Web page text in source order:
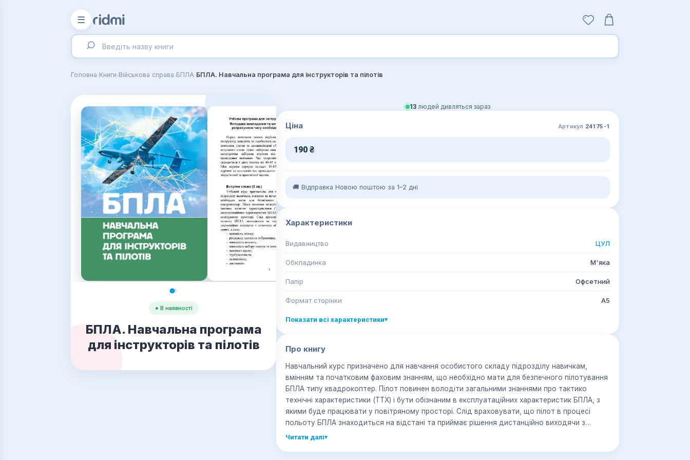
☰
Головна›Книги›Військова справа›БПЛА›БПЛА. Навчальна програма для інструкторів та пілотів
● В наявності
БПЛА. Навчальна програма
для інструкторів та пілотів
13людей дивляться зараз
Ціна Артикул 24175-1
190 ₴
🚚 Відправка Новою поштою за 1–2 дні
Характеристики
Видавництво ЦУЛ
Обкладинка М'яка
Папір Офсетний
Формат сторінки А5
Показати всі характеристики▾
Про книгу
Навчальний курс призначено для навчання особистого складу підрозділу навичкам,
вмінням та початковим фаховим знанням, що необхідно мати для безпечного пілотування
БПЛА типу квадрокоптер. Пілот повинен володіти загальними знаннями про тактико
технічні характеристики (ТТХ) і бути обізнаним в експлуатаційних характеристик БПЛА, з
якими буде працювати у повітряному просторі. Слід враховувати, що пілот в процесі
польоту БПЛА знаходиться на відстані та приймає рішення дистанційно виходячи з
поточних обставин та наявних у нього даних.
Читати далі▾